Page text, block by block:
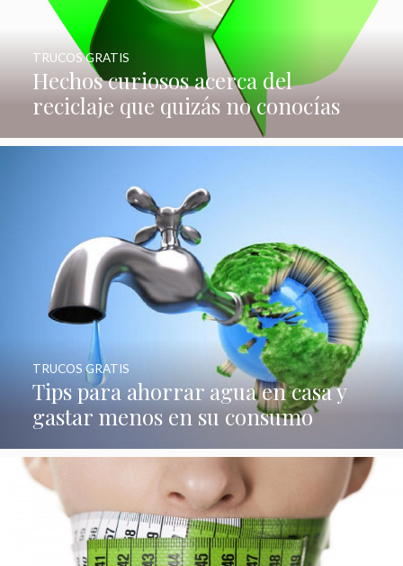
Hechos curiosos acerca del
reciclaje que quizás no conocías
TRUCOS GRATIS
Tips para ahorrar agua en casa y
gastar menos en su consumo
TRUCOS GRATIS